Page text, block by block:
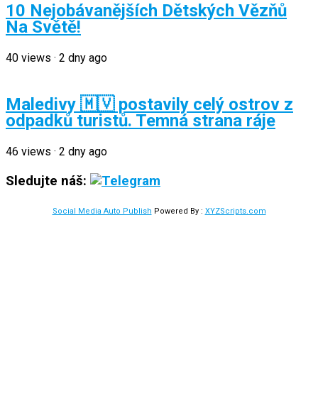
10 Nejobávanějších Dětských Vězňů
Na Světě!
40 views · 2 dny ago
Maledivy 🇲🇻 postavily celý ostrov z
odpadků turistů. Temná strana ráje
46 views · 2 dny ago
Sledujte náš:
Social Media Auto Publish Powered By : XYZScripts.com